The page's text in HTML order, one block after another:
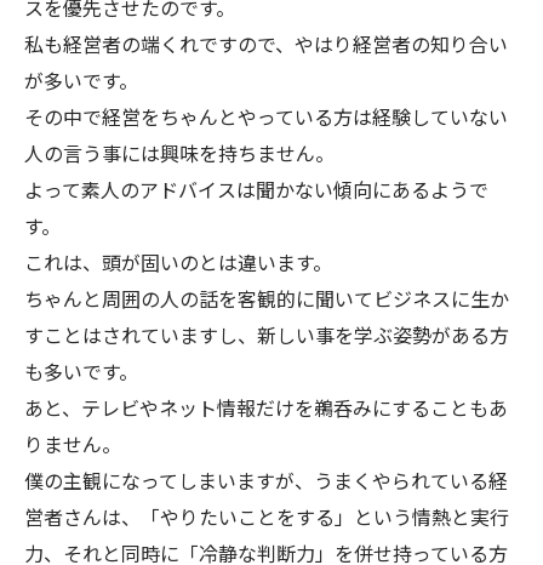
スを優先させたのです。
私も経営者の端くれですので、やはり経営者の知り合い
が多いです。
その中で経営をちゃんとやっている方は経験していない
人の言う事には興味を持ちません。
よって素人のアドバイスは聞かない傾向にあるようで
す。
これは、頭が固いのとは違います。
ちゃんと周囲の人の話を客観的に聞いてビジネスに生か
すことはされていますし、新しい事を学ぶ姿勢がある方
も多いです。
あと、テレビやネット情報だけを鵜呑みにすることもあ
りません。
僕の主観になってしまいますが、うまくやられている経
営者さんは、「やりたいことをする」という情熱と実行
力、それと同時に「冷静な判断力」を併せ持っている方